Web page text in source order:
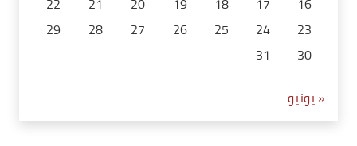
23
24
25
26
27
28
29
30
31
« يونيو